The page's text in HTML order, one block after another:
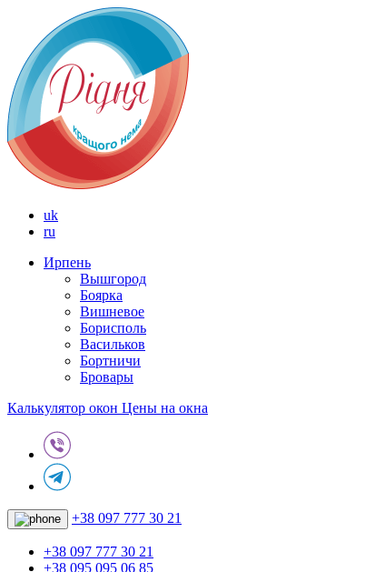
uk
ru
Ирпень
Вышгород
Боярка
Вишневое
Борисполь
Васильков
Бортничи
Бровары
Калькулятор окон Цены на окна
+38 097 777 30 21
+38 097 777 30 21
+38 095 095 06 85